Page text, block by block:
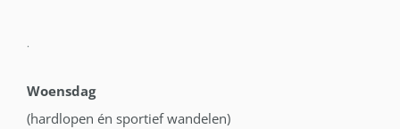
.
Woensdag
(hardlopen én sportief wandelen)